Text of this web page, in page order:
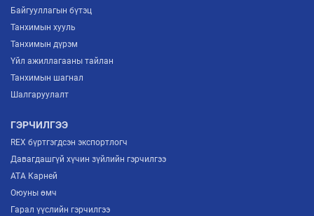
Байгууллагын бүтэц
Танхимын хууль
Танхимын дүрэм
Үйл ажиллагааны тайлан
Танхимын шагнал
Шалгаруулалт
ГЭРЧИЛГЭЭ
REX бүртгэгдсэн экспортлогч
Давагдашгүй хүчин зүйлийн гэрчилгээ
ATA Карней
Оюуны өмч
Гарал үүслийн гэрчилгээ